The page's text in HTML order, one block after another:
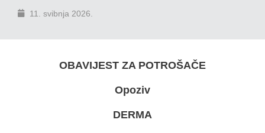
11. svibnja 2026.
OBAVIJEST ZA POTROŠAČE
Opoziv
DERMA